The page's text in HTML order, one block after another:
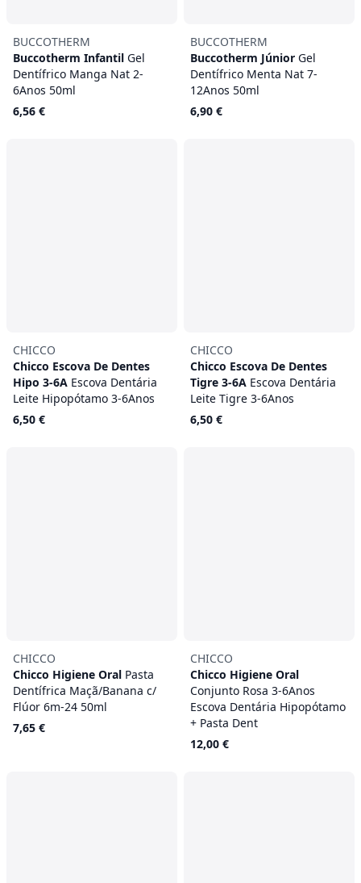
BUCCOTHERM
Buccotherm Infantil Gel
Dentífrico Manga Nat 2-
6Anos 50ml
6,56 €
BUCCOTHERM
Buccotherm Júnior Gel
Dentífrico Menta Nat 7-
12Anos 50ml
6,90 €
CHICCO
Chicco Escova De Dentes
Hipo 3-6A Escova Dentária
Leite Hipopótamo 3-6Anos
6,50 €
CHICCO
Chicco Escova De Dentes
Tigre 3-6A Escova Dentária
Leite Tigre 3-6Anos
6,50 €
CHICCO
Chicco Higiene Oral Pasta
Dentífrica Maçã/Banana c/
Flúor 6m-24 50ml
7,65 €
CHICCO
Chicco Higiene Oral
Conjunto Rosa 3-6Anos
Escova Dentária Hipopótamo
+ Pasta Dent
12,00 €